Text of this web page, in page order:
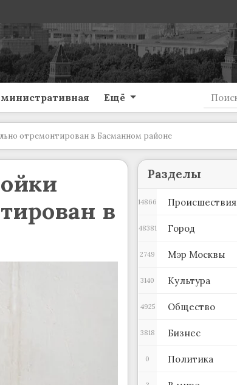
Ещё
отремонтирован в Басманном районе
в
Разделы
Происшествия
14866
Город
48381
Мэр Москвы
2749
Культура
3140
Общество
4925
Бизнес
3818
Политика
0